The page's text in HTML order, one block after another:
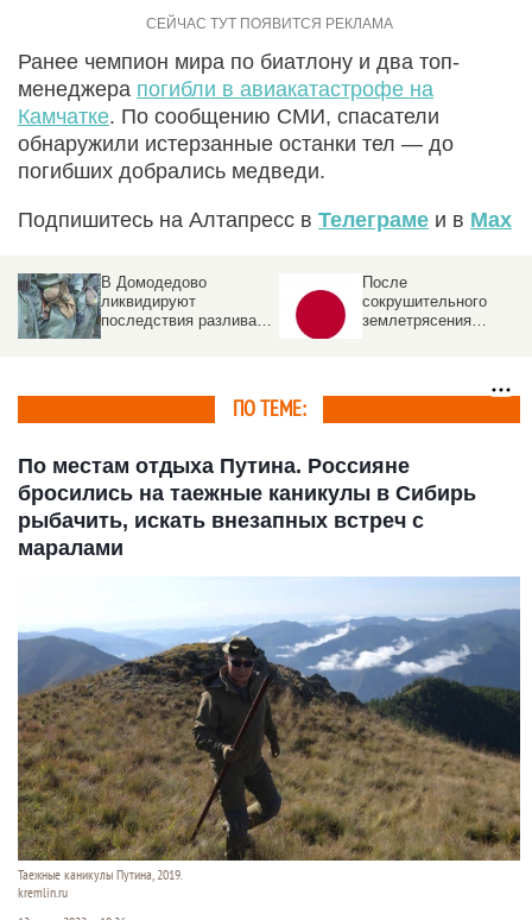
Ранее чемпион мира по биатлону и два топ-
менеджера погибли в авиакатастрофе на
Камчатке. По сообщению СМИ, спасатели
обнаружили истерзанные останки тел — до
погибших добрались медведи.
Подпишитесь на Алтапресс в Телеграме и в Max
В Домодедово
ликвидируют
последствия разлива
После
сокрушительного
землетрясения
ПО ТЕМЕ:
По местам отдыха Путина. Россияне
бросились на таежные каникулы в Сибирь
рыбачить, искать внезапных встреч с
маралами
Таежные каникулы Путина, 2019.
kremlin.ru